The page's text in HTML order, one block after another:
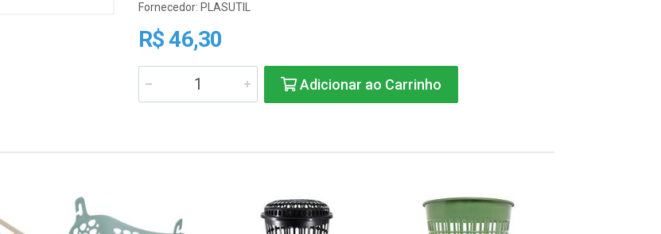
Fornecedor: PLASUTIL
R$ 46,30
Adicionar ao Carrinho